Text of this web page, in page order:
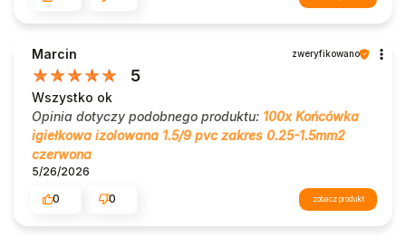
Marcin zweryfikowano
5
Wszystko ok
Opinia dotyczy podobnego produktu: 100x Końcówka
igiełkowa izolowana 1.5/9 pvc zakres 0.25-1.5mm2
czerwona
5/26/2026
0
0 zobacz produkt